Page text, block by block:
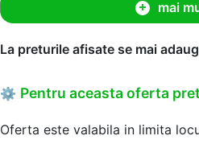
mai
La preturile afisate se mai
⚙ Pentru aceasta oferta
Oferta este valabila in limita